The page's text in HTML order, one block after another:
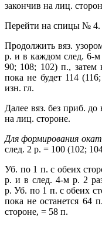
закончив на лиц.
Перейти на спицы № 4.
Продолжить вяз.
р. и в каждом след. 6-
90; 108; 102) п.,
пока не будет 114
изн. гл.
Далее вяз. без приб.
на лиц. стороне.
Для формирования
след. 2 р. = 100 (102;
Уб. по 1 п. с обеих
р. и в след. 4-м р. 2
р.Уб. по 1 п. с обеих
пока не останется 64
стороне, = 58 п.